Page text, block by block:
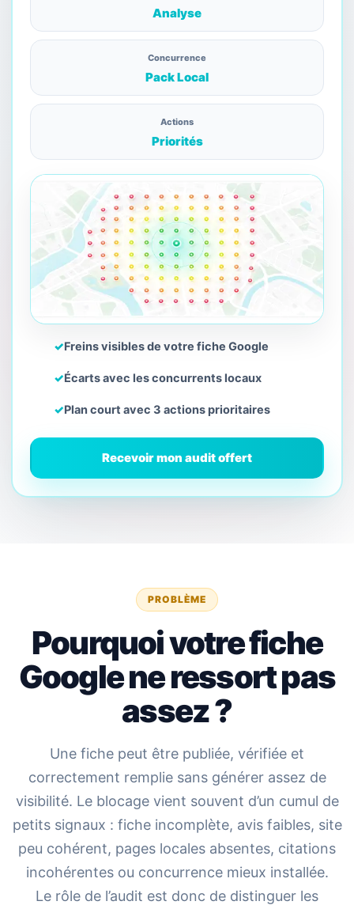
Analyse
Concurrence
Pack Local
Actions
Priorités
✓Freins visibles de votre fiche Google
✓Écarts avec les concurrents locaux
✓Plan court avec 3 actions prioritaires
Recevoir mon audit offert
PROBLÈME
Pourquoi votre fiche
Google ne ressort pas
assez ?
Une fiche peut être publiée, vérifiée et
correctement remplie sans générer assez de
visibilité. Le blocage vient souvent d’un cumul de
petits signaux : fiche incomplète, avis faibles, site
peu cohérent, pages locales absentes, citations
incohérentes ou concurrence mieux installée.
Le rôle de l’audit est donc de distinguer les